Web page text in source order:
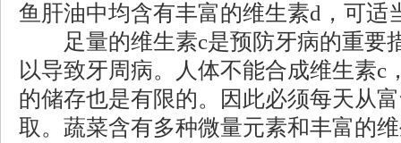
鱼肝油中均含有丰富的维生素d，可适
足量的维生素c是预防牙病的重要
以导致牙周病。人体不能合成维生素c
的储存也是有限的。因此必须每天从
取。蔬菜含有多种微量元素和丰富的